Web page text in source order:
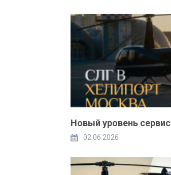
Новый уровень
02.06.2026